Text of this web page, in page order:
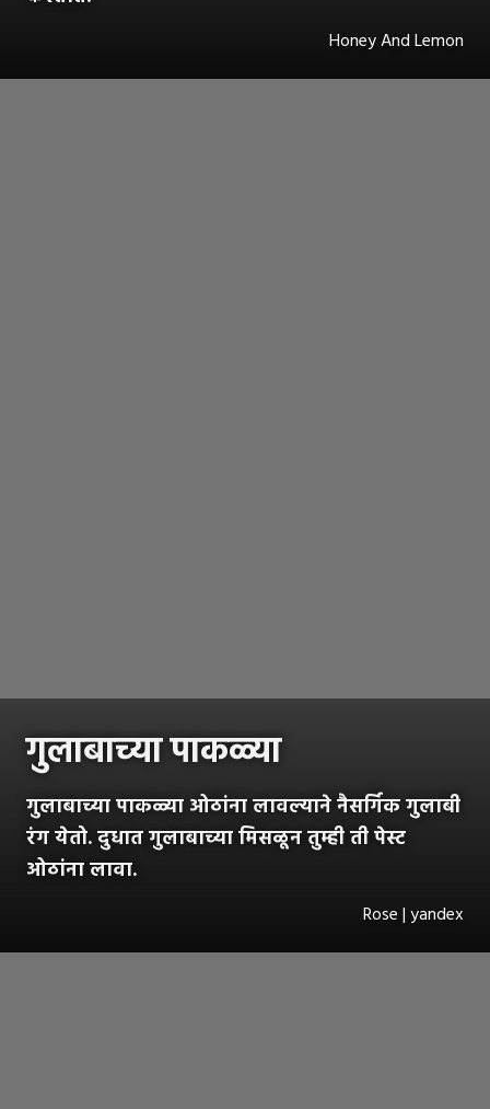
Honey And Lemon
गुलाबाच्या पाकळ्या
गुलाबाच्या पाकळ्या ओठांना लावल्याने नैसर्गिक गुलाबी
रंग येतो. दुधात गुलाबाच्या मिसळून तुम्ही ती पेस्ट
ओठांना लावा.
Rose | yandex